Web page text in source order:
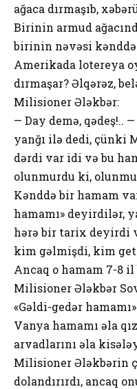
ağaca dırmaşıb,
Birinin armud
birinin nəvəsi
Amerikada lotereya
dırmaşar? Əlqərəz,
Milisioner Ələkbər:
— Day demə, qədeş!..
yanğı ilə dedi, çünki
dərdi var idi və bu
olunmurdu ki,
Kənddə bir hamam
hamamı» deyirdilər,
hərə bir tarix deyirdi
kim gəlmişdi, kim
Ancaq o hamam 7-8
Milisioner Ələkbər
«Gəldi-gedər
Vanya hamamı əla
arvadlarını əla
Milisioner Ələkbərin
dolandırırdı, ancaq